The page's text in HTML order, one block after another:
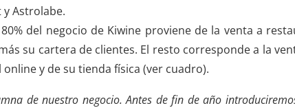
y Astrolabe.
del negocio de Kiwine proviene de la venta a
su cartera de clientes. El resto corresponde a la
y de su tienda física (ver cuadro).
de nuestro negocio. Antes de fin de año